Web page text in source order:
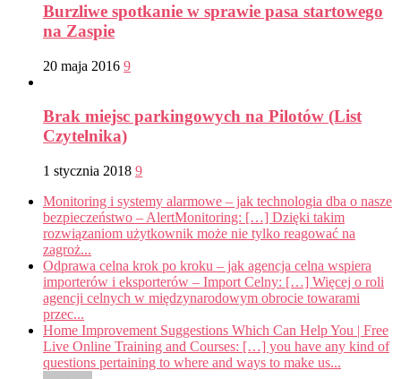
Burzliwe spotkanie w sprawie pasa startowego
na Zaspie
20 maja 2016 9
Brak miejsc parkingowych na Pilotów (List
Czytelnika)
1 stycznia 2018 9
Monitoring i systemy alarmowe – jak technologia dba o nasze
bezpieczeństwo – AlertMonitoring: […] Dzięki takim
rozwiązaniom użytkownik może nie tylko reagować na
zagroż...
Odprawa celna krok po kroku – jak agencja celna wspiera
importerów i eksporterów – Import Celny: […] Więcej o roli
agencji celnych w międzynarodowym obrocie towarami
przec...
Home Improvement Suggestions Which Can Help You | Free
Live Online Training and Courses: […] you have any kind of
questions pertaining to where and ways to make us...